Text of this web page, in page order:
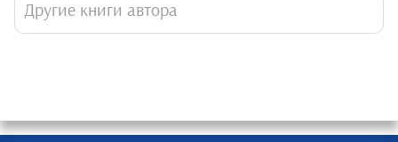
Другие книги автора